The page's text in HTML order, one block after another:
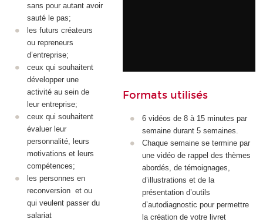
sans pour autant avoir
sauté le pas;
les futurs créateurs
ou repreneurs
d’entreprise;
ceux qui souhaitent
développer une
activité au sein de
leur entreprise;
ceux qui souhaitent
évaluer leur
personnalité, leurs
motivations et leurs
compétences;
les personnes en
reconversion et ou
qui veulent passer du
salariat
Formats utilisés
6 vidéos de 8 à 15 minutes par
semaine durant 5 semaines.
Chaque semaine se termine par
une vidéo de rappel des thèmes
abordés, de témoignages,
d’illustrations et de la
présentation d’outils
d’autodiagnostic pour permettre
la création de votre livret